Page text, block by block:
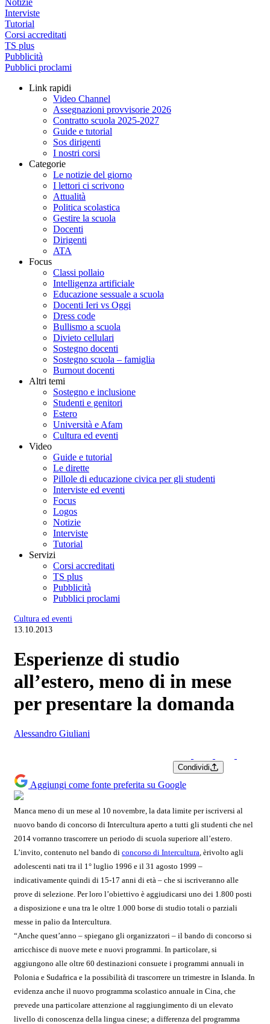
Notizie
Interviste
Tutorial
Corsi accreditati
TS plus
Pubblicità
Pubblici proclami
Link rapidi
Video Channel
Assegnazioni provvisorie 2026
Contratto scuola 2025-2027
Guide e tutorial
Sos dirigenti
I nostri corsi
Categorie
Le notizie del giorno
I lettori ci scrivono
Attualità
Politica scolastica
Gestire la scuola
Docenti
Dirigenti
ATA
Focus
Classi pollaio
Intelligenza artificiale
Educazione sessuale a scuola
Docenti Ieri vs Oggi
Dress code
Bullismo a scuola
Divieto cellulari
Sostegno docenti
Sostegno scuola – famiglia
Burnout docenti
Altri temi
Sostegno e inclusione
Studenti e genitori
Estero
Università e Afam
Cultura ed eventi
Video
Guide e tutorial
Le dirette
Pillole di educazione civica per gli studenti
Interviste ed eventi
Focus
Logos
Notizie
Interviste
Tutorial
Servizi
Corsi accreditati
TS plus
Pubblicità
Pubblici proclami
Cultura ed eventi
13.10.2013
Esperienze di studio
all’estero, meno di in mese
per presentare la domanda
Alessandro Giuliani
Condividi
Aggiungi come fonte preferita su Google
Manca meno di un mese al 10 novembre, la data limite per iscriversi al
nuovo bando di concorso di Intercultura aperto a tutti gli studenti che nel
2014 vorranno trascorrere un periodo di scuola superiore all’estero.
L’invito, contenuto nel bando di concorso di Intercultura èrivolto agli
adolescenti nati tra il 1° luglio 1996 e il 31 agosto 1999 –
indicativamente quindi di 15-17 anni di età – che si iscriveranno alle
prove di selezione. Per loro l’obiettivo è aggiudicarsi uno dei 1.800 posti
a disposizione e una tra le oltre 1.000 borse di studio totali o parziali
messe in palio da Intercultura.
“Anche quest’anno – spiegano gli organizzatori – il bando di concorso si
arricchisce di nuove mete e nuovi programmi. In particolare, si
aggiungono alle oltre 60 destinazioni consuete i programmi annuali in
Polonia e Sudafrica e la possibilità di trascorrere un trimestre in Islanda. In
evidenza anche il nuovo programma scolastico annuale in Cina, che
prevede una particolare attenzione al raggiungimento di un elevato
livello di conoscenza della lingua cinese; a differenza del programma